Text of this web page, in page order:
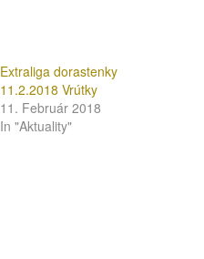
Extraliga dorastenky
11.2.2018 Vrútky
11. Február 2018
In "Aktuality"